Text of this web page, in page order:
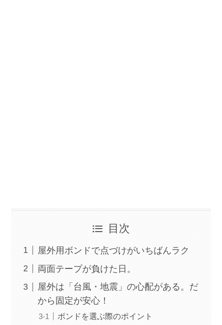
目次
屋外用ボンドで点づけがいちばんラク
両面テープが負けた日。
屋外は「台風・地震」の心配がある。だ
から固定が安心！
ボンドを選ぶ際のポイント